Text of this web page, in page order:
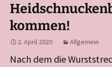
kommen!
2. April 2020 Allgemein
Nach dem die